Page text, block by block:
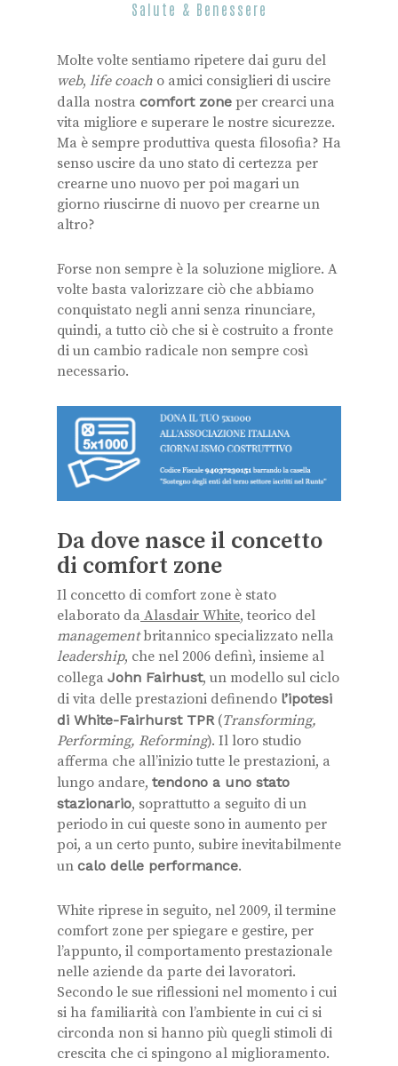
Salute & Benessere
Molte volte sentiamo ripetere dai guru del
web, life coach o amici consiglieri di uscire
dalla nostra comfort zone per crearci una
vita migliore e superare le nostre sicurezze.
Ma è sempre produttiva questa filosofia? Ha
senso uscire da uno stato di certezza per
crearne uno nuovo per poi magari un
giorno riuscirne di nuovo per crearne un
altro?
Forse non sempre è la soluzione migliore. A
volte basta valorizzare ciò che abbiamo
conquistato negli anni senza rinunciare,
quindi, a tutto ciò che si è costruito a fronte
di un cambio radicale non sempre così
necessario.
Da dove nasce il concetto
di comfort zone
Il concetto di comfort zone è stato
elaborato da Alasdair White, teorico del
managementbritannico specializzato nella
leadership, che nel 2006 definì, insieme al
collega John Fairhust, un modello sul ciclo
di vita delle prestazioni definendo l’ipotesi
di White-Fairhurst TPR(Transforming,
Performing, Reforming). Il loro studio
afferma che all’inizio tutte le prestazioni, a
lungo andare, tendono a uno stato
stazionario, soprattutto a seguito di un
periodo in cui queste sono in aumento per
poi, a un certo punto, subire inevitabilmente
un calo delle performance.
White riprese in seguito, nel 2009, il termine
comfort zone per spiegare e gestire, per
l’appunto, il comportamento prestazionale
nelle aziende da parte dei lavoratori.
Secondo le sue riflessioni nel momento i cui
si ha familiarità con l’ambiente in cui ci si
circonda non si hanno più quegli stimoli di
crescita che ci spingono al miglioramento.